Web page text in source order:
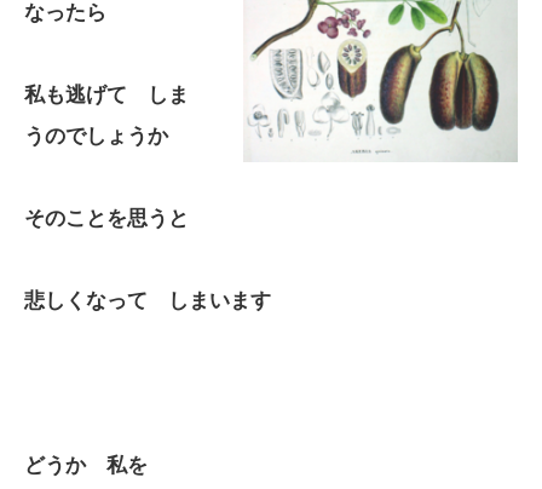
なったら
私も逃げて しま
うのでしょうか
そのことを思うと
悲しくなって しまいます
どうか 私を